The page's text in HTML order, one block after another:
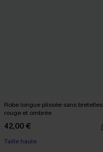
Robe longue plissée sans bretelles
rouge et ombrée
42,00 €
Taille haute